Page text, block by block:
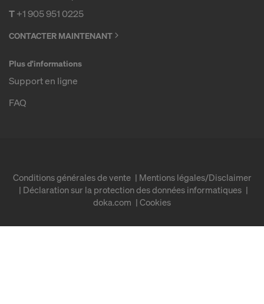
T+1 905 951 0225
CONTACTER MAINTENANT
Plus d'informations
Support en ligne
FAQ
Conditions générales de vente
Mentions légales/Disclaimer
Déclaration sur la protection des données informatiques
doka.com
Cookies